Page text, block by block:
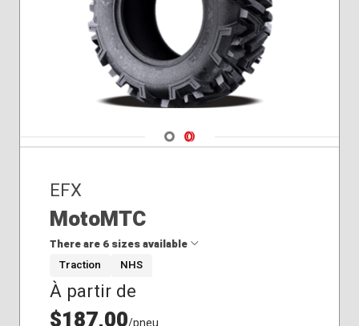
Navigate 1
Navigate 2
EFX
MotoMTC
There are 6 sizes available
26x11.00R14
26x9.00R14
Traction NHS
À partir de